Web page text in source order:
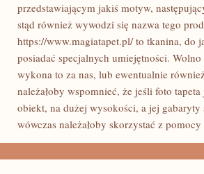
przedstawiającym jakiś motyw,
stąd również wywodzi się nazwa tego
https://www.magiatapet.pl/ to tkanina, do
posiadać specjalnych umiejętności.
wykona to za nas, lub ewentualnie
należałoby wspomnieć, że jeśli foto
obiekt, na dużej wysokości, a jej
wówczas należałoby skorzystać z